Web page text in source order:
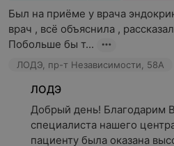
Был на приёме у врача
врач , всё объяснила ,
Побольше бы т...
ЛОДЭ, пр-т Независимости, 58А
ЛОДЭ
Добрый день! Благодарим
специалиста нашего
пациенту была оказана